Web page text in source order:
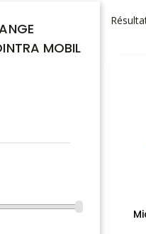
MOBIL